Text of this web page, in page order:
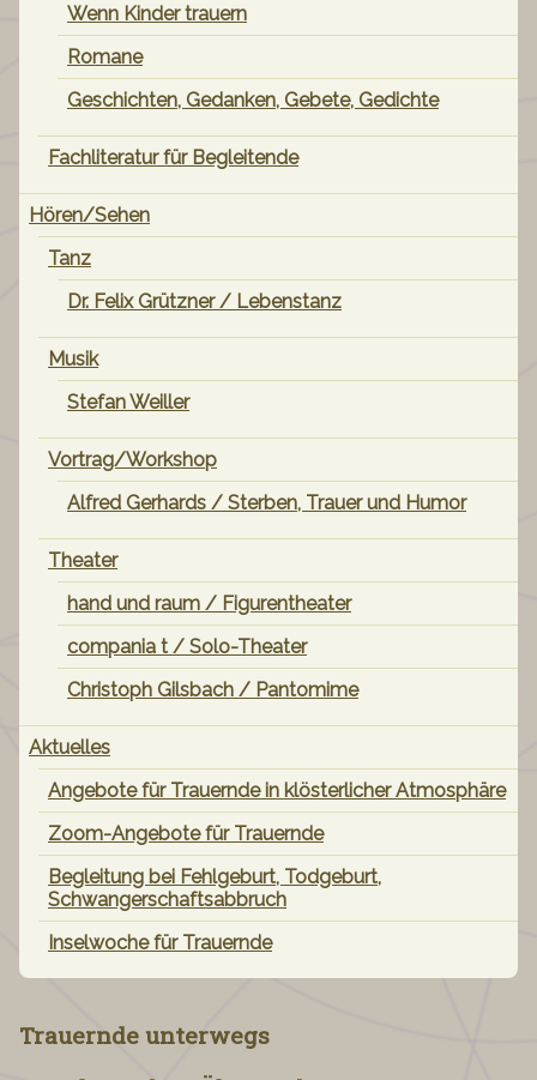
Wenn Kinder trauern
Romane
Geschichten, Gedanken, Gebete, Gedichte
Fachliteratur für Begleitende
Hören/Sehen
Tanz
Dr. Felix Grützner / Lebenstanz
Musik
Stefan Weiller
Vortrag/Workshop
Alfred Gerhards / Sterben, Trauer und Humor
Theater
hand und raum / Figurentheater
compania t / Solo-Theater
Christoph Gilsbach / Pantomime
Aktuelles
Angebote für Trauernde in klösterlicher Atmosphäre
Zoom-Angebote für Trauernde
Begleitung bei Fehlgeburt, Todgeburt,
Schwangerschaftsabbruch
Inselwoche für Trauernde
Trauernde unterwegs